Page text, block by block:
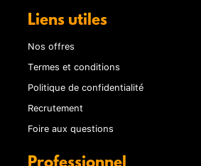
Liens utiles
Nos offres
Termes et conditions
Politique de confidentialité
Recrutement
Foire aux questions